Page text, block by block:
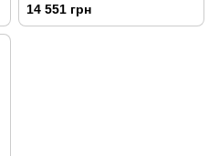
14 551 грн